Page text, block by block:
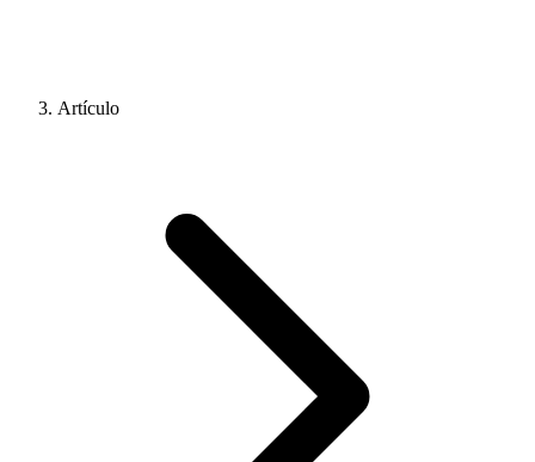
Artículo